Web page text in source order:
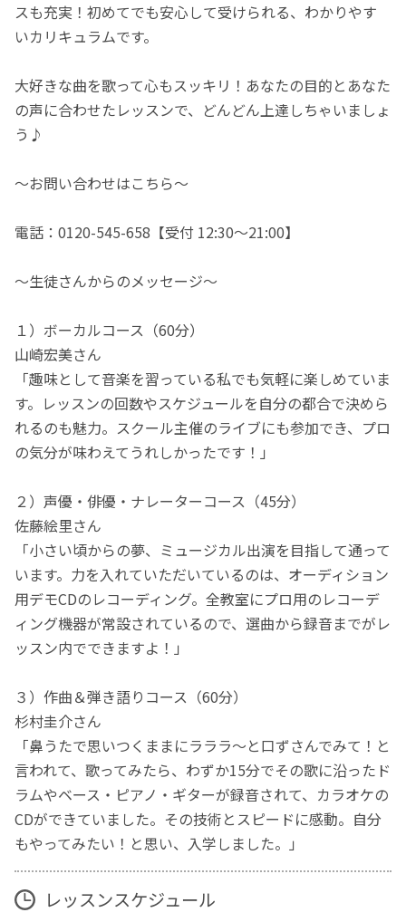
スも充実！初めてでも安心して受けられる、わかりやす
いカリキュラムです。
大好きな曲を歌って心もスッキリ！あなたの目的とあなた
の声に合わせたレッスンで、どんどん上達しちゃいましょ
う♪
～お問い合わせはこちら～
電話：0120-545-658【受付 12:30～21:00】
～生徒さんからのメッセージ～
１）ボーカルコース（60分）
山崎宏美さん
「趣味として音楽を習っている私でも気軽に楽しめていま
す。レッスンの回数やスケジュールを自分の都合で決めら
れるのも魅力。スクール主催のライブにも参加でき、プロ
の気分が味わえてうれしかったです！」
２）声優・俳優・ナレーターコース（45分）
佐藤絵里さん
「小さい頃からの夢、ミュージカル出演を目指して通って
います。力を入れていただいているのは、オーディション
用デモCDのレコーディング。全教室にプロ用のレコーデ
ィング機器が常設されているので、選曲から録音までがレ
ッスン内でできますよ！」
３）作曲＆弾き語りコース（60分）
杉村圭介さん
「鼻うたで思いつくままにラララ～と口ずさんでみて！と
言われて、歌ってみたら、わずか15分でその歌に沿ったド
ラムやベース・ピアノ・ギターが録音されて、カラオケの
CDができていました。その技術とスピードに感動。自分
もやってみたい！と思い、入学しました。」
レッスンスケジュール